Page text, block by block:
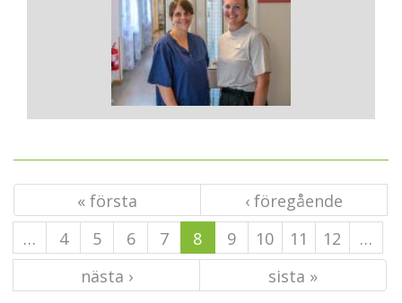
« första
‹ föregående
…
4 5 6 7 8 9 10 11 12
…
nästa ›
sista »